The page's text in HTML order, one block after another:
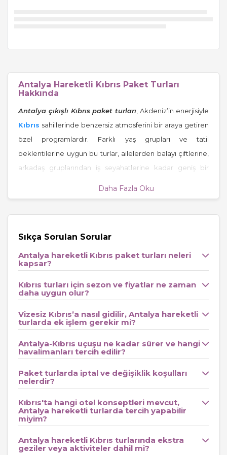
Antalya Hareketli Kıbrıs Paket Turları
Hakkında
Antalya çıkışlı Kıbrıs paket turları , Akdeniz’in enerjisiyle
Kıbrıs sahillerinde benzersiz atmosferini bir araya getiren
özel programlardır. Farklı yaş grupları ve tatil
beklentilerine uygun bu turlar, ailelerden balayı çiftlerine,
arkadaş gruplarından iş seyahatlerine kadar geniş bir
seçeneklerinin bir arada sunulması
oldukça pratik hale getirir.
Antalya Hareketli Kıbrıs Paket Turları Konum
Antalya’dan Kıbrıs’a düzenlenen paket turlarda, yolculuk
başlar. Uçuş süresi yaklaşık bir saat olup,
de fiyata dahildir. Bu sayede otelinize ulaşımda herhangi
hem şehir merkezlerine hem de denize kolay erişim
dolmuş gibi alternatifler mevcut olup, pek çok otel
merkezi noktalara kısa mesafede konumlanır. Yürüyerek
çevreyi dolaşmak isteyen konuklar için ise özellikle
Girne
veLefkoşagibi bölgeler avantajlıdır.
Daha Fazla Oku
Sıkça Sorulan Sorular
Antalya hareketli Kıbrıs paket turları neleri
kapsar?
Kıbrıs turları için sezon ve fiyatlar ne zaman
daha uygun olur?
Vizesiz Kıbrıs’a nasıl gidilir, Antalya hareketli
turlarda ek işlem gerekir mi?
Antalya-Kıbrıs uçuşu ne kadar sürer ve hangi
havalimanları tercih edilir?
Paket turlarda iptal ve değişiklik koşulları
nelerdir?
Kıbrıs'ta hangi otel konseptleri mevcut,
Antalya hareketli turlarda tercih yapabilir
miyim?
Antalya hareketli Kıbrıs turlarında ekstra
geziler veya aktiviteler dahil mi?